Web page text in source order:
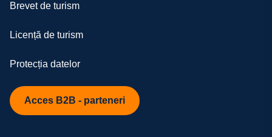
Brevet de turism
Licență de turism
Protecția datelor
Acces B2B - parteneri